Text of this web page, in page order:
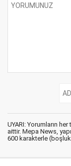
UYARI: Yorumların
aittir. Mepa News,
600 karakterle